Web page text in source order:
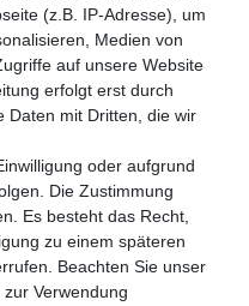
(z.B. IP-Adresse), um
Medien von
auf unsere Website
erfolgt erst durch
Daten mit Dritten, die wir
oder aufgrund
Die Zustimmung
Es besteht das Recht,
zu einem späteren
Beachten Sie unser
Verwendung